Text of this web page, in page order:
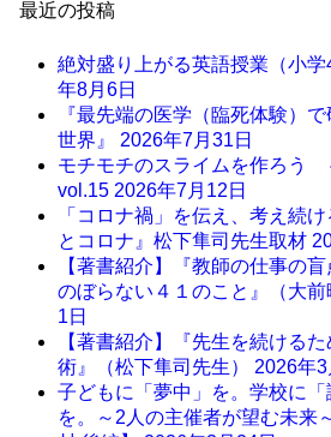
最近の投稿
絶対盛り上がる英語授業（小学
年8月6日
『最先端の医学（臨死体験）
世界』 2026年7月31日
モチモチのスライムを作ろう
vol.15 2026年7月12日
「コロナ禍」を伝え、考え続
とコロナ』松下隼司先生取材
【著書紹介】『教師の仕事の
のぼらない４１のこと』（大前
1日
【著書紹介】『先生を続ける
術』（松下隼司先生） 2026年3
子どもに「夢中」を。学校に「
を。～2人の主催者が望む未来